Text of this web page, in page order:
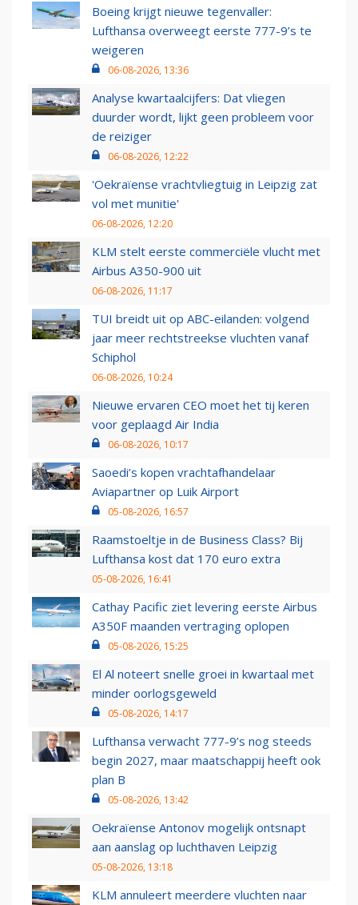
Boeing krijgt nieuwe tegenvaller:
Lufthansa overweegt eerste 777-9’s te
weigeren
06-08-2026, 13:36
Analyse kwartaalcijfers: Dat vliegen
duurder wordt, lijkt geen probleem voor
de reiziger
06-08-2026, 12:22
'Oekraïense vrachtvliegtuig in Leipzig zat
vol met munitie'
06-08-2026, 12:20
KLM stelt eerste commerciële vlucht met
Airbus A350-900 uit
06-08-2026, 11:17
TUI breidt uit op ABC-eilanden: volgend
jaar meer rechtstreekse vluchten vanaf
Schiphol
06-08-2026, 10:24
Nieuwe ervaren CEO moet het tij keren
voor geplaagd Air India
06-08-2026, 10:17
Saoedi’s kopen vrachtafhandelaar
Aviapartner op Luik Airport
05-08-2026, 16:57
Raamstoeltje in de Business Class? Bij
Lufthansa kost dat 170 euro extra
05-08-2026, 16:41
Cathay Pacific ziet levering eerste Airbus
A350F maanden vertraging oplopen
05-08-2026, 15:25
El Al noteert snelle groei in kwartaal met
minder oorlogsgeweld
05-08-2026, 14:17
Lufthansa verwacht 777-9’s nog steeds
begin 2027, maar maatschappij heeft ook
plan B
05-08-2026, 13:42
Oekraïense Antonov mogelijk ontsnapt
aan aanslag op luchthaven Leipzig
05-08-2026, 13:18
KLM annuleert meerdere vluchten naar